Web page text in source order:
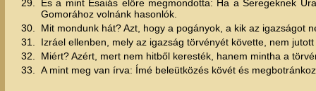
29.
És a mint Ésaiás előre megmondotta: Ha a Seregeknek
Gomorához volnánk hasonlók.
30.
Mit mondunk hát? Azt, hogy a pogányok, a kik az igazságot
31.
Izráel ellenben, mely az igazság törvényét követte, nem
32.
Miért? Azért, mert nem hitből keresték, hanem mintha a
33.
A mint meg van írva: Ímé beleütközés kövét és